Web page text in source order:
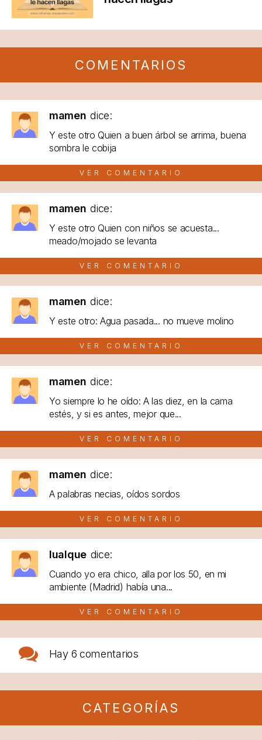
COMENTARIOS
mamen dice:
Y este otro Quien a buen árbol se arrima, buena
sombra le cobija
VER COMENTARIO
mamen dice:
Y este otro Quien con niños se acuesta...
meado/mojado se levanta
VER COMENTARIO
mamen dice:
Y este otro: Agua pasada... no mueve molino
VER COMENTARIO
mamen dice:
Yo siempre lo he oído: A las diez, en la cama
estés, y si es antes, mejor que...
VER COMENTARIO
mamen dice:
A palabras necias, oídos sordos
VER COMENTARIO
lualque dice:
Cuando yo era chico, alla por los 50, en mi
ambiente (Madrid) había una...
VER COMENTARIO
Hay 6 comentarios
CATEGORÍAS